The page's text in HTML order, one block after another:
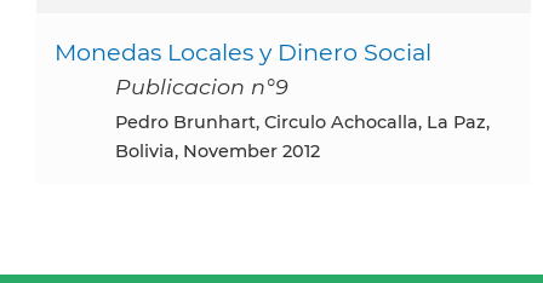
Monedas Locales y Dinero Social
Publicacion n°9
Pedro Brunhart, Circulo Achocalla, La Paz,
Bolivia, November 2012